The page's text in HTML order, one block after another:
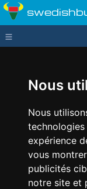
Nous
Nous
expérience
vous
publicités
notre site et